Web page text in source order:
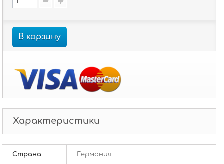
В корзину
Характеристики
Страна Германия